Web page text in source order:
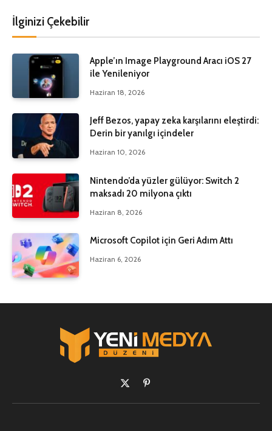
İlginizi Çekebilir
Apple’ın Image Playground Aracı iOS 27
ile Yenileniyor
Haziran 18, 2026
Jeff Bezos, yapay zeka karşılarını eleştirdi:
Derin bir yanılgı içindeler
Haziran 10, 2026
Nintendo’da yüzler gülüyor: Switch 2
maksadı 20 milyona çıktı
Haziran 8, 2026
Microsoft Copilot için Geri Adım Attı
Haziran 6, 2026
X
(Twitter)
Pinterest'in